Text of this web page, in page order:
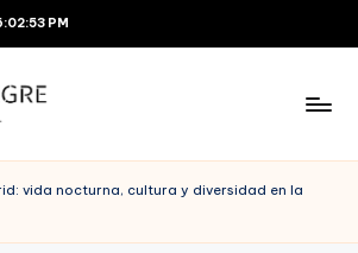
PM
vida nocturna, cultura y diversidad en la